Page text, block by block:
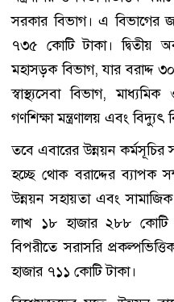
সরকার বিভাগ। এ বিভাগের
৭৩৫ কোটি টাকা। দ্বিতীয়
মহাসড়ক বিভাগ, যার বরাদ্দ
স্বাস্থ্যসেবা বিভাগ,
গণশিক্ষা মন্ত্রণালয় এবং
তবে এবারের উন্নয়ন
হচ্ছে থোক বরাদ্দের ব্যাপক
উন্নয়ন সহায়তা এবং
লাখ ১৮ হাজার ২৮৮ কোটি
বিপরীতে সরাসরি
হাজার ৭১১ কোটি টাকা।